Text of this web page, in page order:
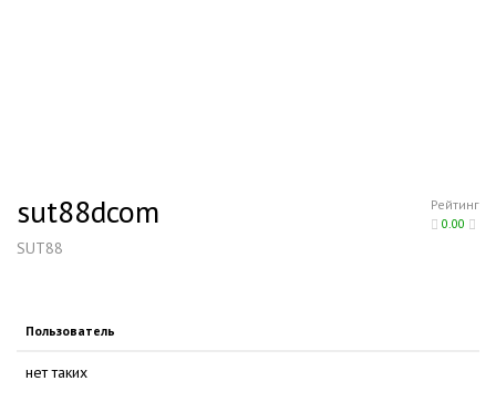
Рейтинг
0.00
sut88dcom
SUT88
Пользователь
нет таких